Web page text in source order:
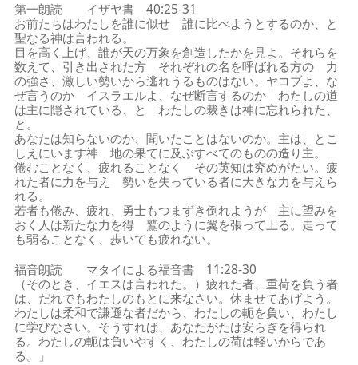
第一朗読 イザヤ書 40:25-31
お前たちはわたしを誰に似せ 誰に比べようとするのか、と
聖なる神は言われる。
目を高く上げ、誰が天の万象を創造したかを見よ。それらを
数えて、引き出された方 それぞれの名を呼ばれる方の 力
の強さ、激しい勢いから逃れうるものはない。ヤコブよ、な
ぜ言うのか イスラエルよ、なぜ断言するのか わたしの道
は主に隠されている、と わたしの裁きは神に忘れられた、
と。
あなたは知らないのか、聞いたことはないのか。主は、とこ
しえにいます神 地の果てに及ぶすべてのものの造り主。
倦むことなく、疲れることなく その英知は究めがたい。疲
れた者に力を与え 勢いを失っている者に大きな力を与えら
れる。
若者も倦み、疲れ、勇士もつまずき倒れようが 主に望みを
おく人は新たな力を得 鷲のように翼を張って上る。走って
も弱ることなく、歩いても疲れない。
福音朗読 マタイによる福音書 11:28-30
（そのとき、イエスは言われた。）疲れた者、重荷を負う者
は、だれでもわたしのもとに来なさい。休ませてあげよう。
わたしは柔和で謙遜な者だから、わたしの軛を負い、わたし
に学びなさい。そうすれば、あなたがたは安らぎを得られ
る。わたしの軛は負いやすく、わたしの荷は軽いからであ
る。」